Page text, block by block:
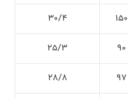
150
30/4
90
25/3
97
28/8